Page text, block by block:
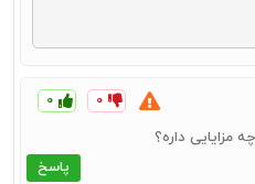
خرید میز عسلی دقت به اندازه
شما در منزل است.
دقت به فضای در دسترس در محل
برای آن اهمیت بسیار زیادی خواهد
۰ ۰
پاسخ
مزایایی داره؟